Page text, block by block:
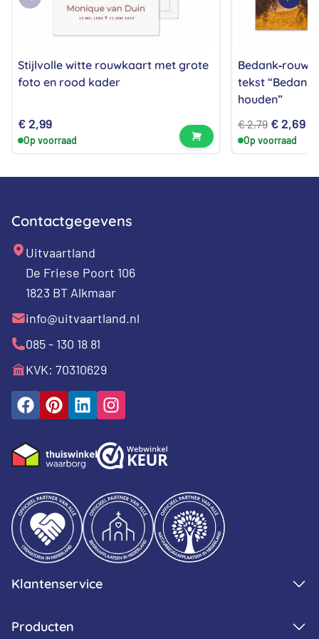
Stijlvolle witte rouwkaart met grote
foto en rood kader
€2,99
Op voorraad Bekijk product
tekst
houden”
€2,79
prijs
€2,69
Op voorraad
Contactgegevens
Uitvaartland
De Friese Poort 106
1823 BT Alkmaar
info@uitvaartland.nl
085 - 130 18 81
KVK: 70310629
Klantenservice
Producten